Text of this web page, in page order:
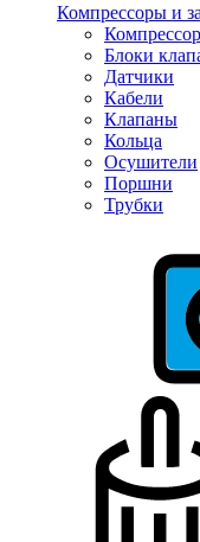
Компрессоры и
Блоки
Датчики
Кабели
Клапаны
Кольца
Осушители
Поршни
Трубки